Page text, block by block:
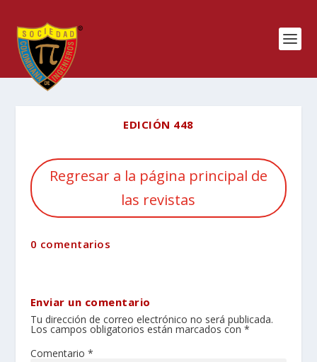
EDICIÓN 448
Regresar a la página principal de
las revistas
0 comentarios
Enviar un comentario
Tu dirección de correo electrónico no será publicada.
Los campos obligatorios están marcados con *
Comentario *